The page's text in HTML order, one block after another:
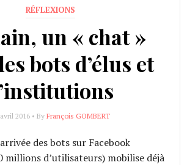
RÉFLEXIONS
un « chat »
bots d’élus et
2016 • ByFrançois GOMBERT
des bots sur Facebook
millions d’utilisateurs) mobilise déjà